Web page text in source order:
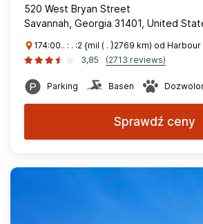
520 West Bryan Street
Savannah, Georgia 31401, United
174:00.. : . :2 {mil ( . }2769 km) od
3,85
(2713 reviews)
Parking Basen
Sprawdź ceny